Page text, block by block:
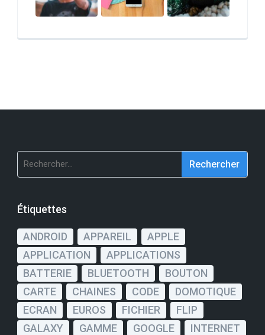
Rechercher :
Étiquettes
ANDROID APPAREIL
APPLE
APPLICATION
APPLICATIONS
BATTERIE
BLUETOOTH
BOUTON
CARTE
CHAINES CODE
DOMOTIQUE
ECRAN
EUROS FICHIER
FLIP
GALAXY
GAMME GOOGLE
INTERNET